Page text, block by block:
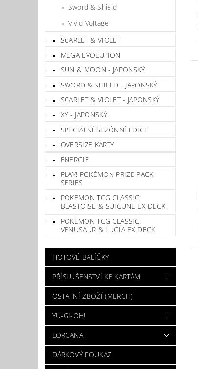
Sword & Shield
Vivid Voltage
SCARLET & VIOLET
MEGA EVOLUTION
SUN & MOON - JAPONSKÝ
SWORD & SHIELD - JAPONSKÝ
SCARLET & VIOLET - JAPONSKÝ
XY - JAPONSKÝ
SPECIÁLNÍ SEZÓNNÍ EDICE
OVERSIZE KARTY
ENERGIE
PLAY! POKÉMON PRIZE PACK
SERIES
POKEMON TCG CLASSIC:
BLASTOISE & SUICUNE EX DECK
POKÉMON TCG CLASSIC:
VENUSAUR & LUGIA EX DECK
HOTOVÉ BALÍČKY
PŘÍSLUŠENSTVÍ KE KARTÁM
OSTATNÍ ZBOŽÍ (MERCH)
YU-GI-OH!
LORCANA
DÁRKOVÝ POUKAZ